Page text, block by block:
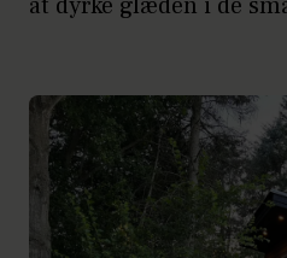
at dyrke glæden i de